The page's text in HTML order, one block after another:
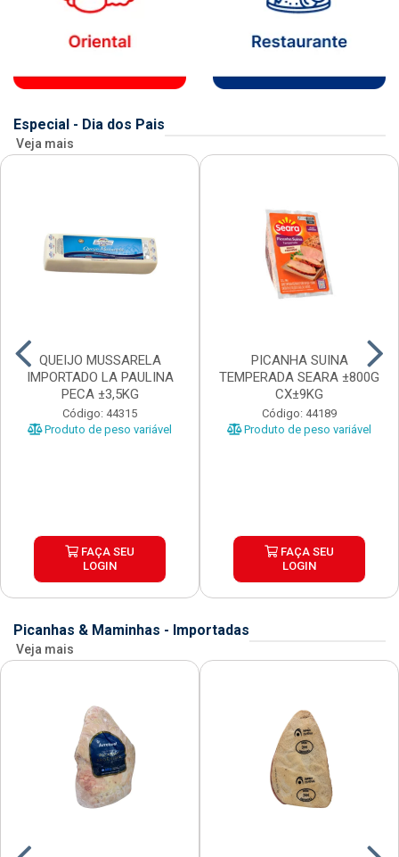
Especial - Dia dos Pais
Veja mais
QUEIJO MUSSARELA
IMPORTADO LA PAULINA
PECA ±3,5KG
Código: 44315
Produto de peso variável
FAÇA SEU
LOGIN
PICANHA SUINA
TEMPERADA SEARA ±800G
CX±9KG
Código: 44189
Produto de peso variável
FAÇA SEU
LOGIN
Picanhas & Maminhas - Importadas
Veja mais